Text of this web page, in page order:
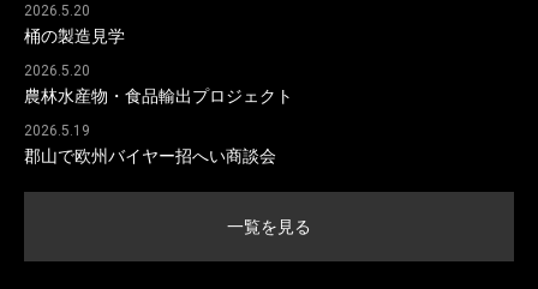
2026.5.20
桶の製造見学
2026.5.20
農林水産物・食品輸出プロジェクト
2026.5.19
郡山で欧州バイヤー招へい商談会
一覧を見る